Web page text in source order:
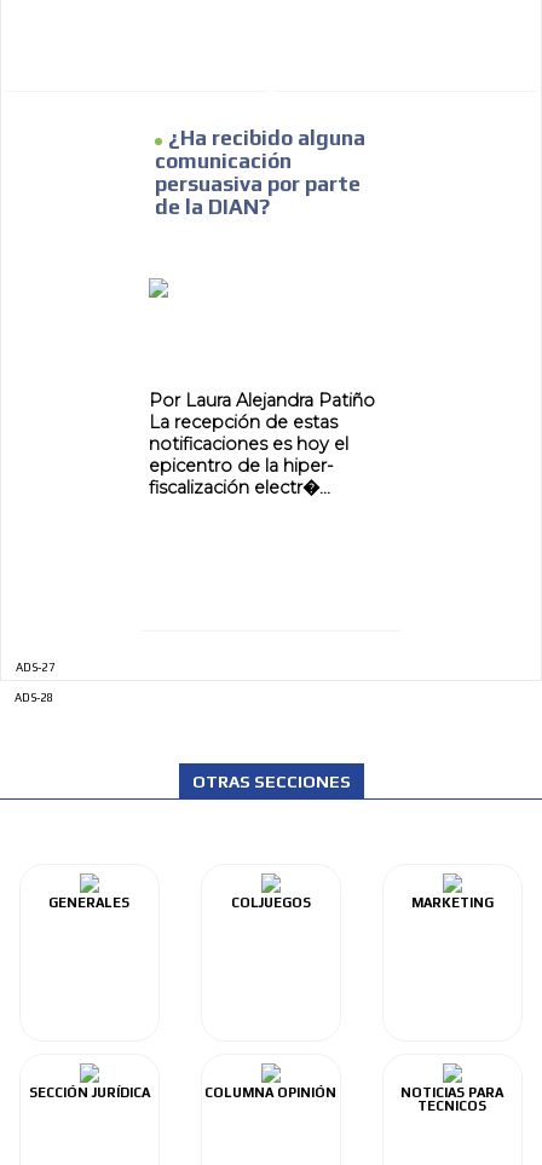
¿Ha recibido alguna
comunicación
persuasiva por parte
de la DIAN?
Por Laura Alejandra Patiño
La recepción de estas
notificaciones es hoy el
epicentro de la hiper-
fiscalización electr�...
ADS-27
ADS-28
OTRAS SECCIONES
GENERALES COLJUEGOS MARKETING
SECCIÓN JURÍDICA COLUMNA OPINIÓN
NOTICIAS PARA
TECNICOS